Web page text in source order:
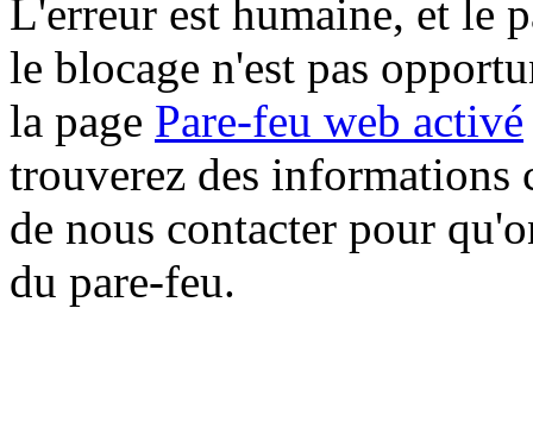
L'erreur est humaine, et le
le blocage n'est pas
la page Pare-feu web activé
trouverez des informations
de nous contacter pour
du pare-feu.